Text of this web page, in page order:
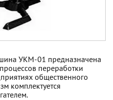
УКМ-01 предназначена
переработки
общественного
комплектуется